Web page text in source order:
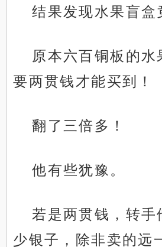
结果发现水果盲盒
原本六百铜板的水
要两贯钱才能买到！
翻了三倍多！
他有些犹豫。
若是两贯钱，转手
少银子，除非卖的远